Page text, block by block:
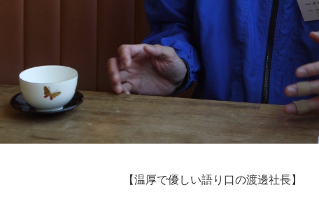
【温厚で優しい語り口の渡邊社長】